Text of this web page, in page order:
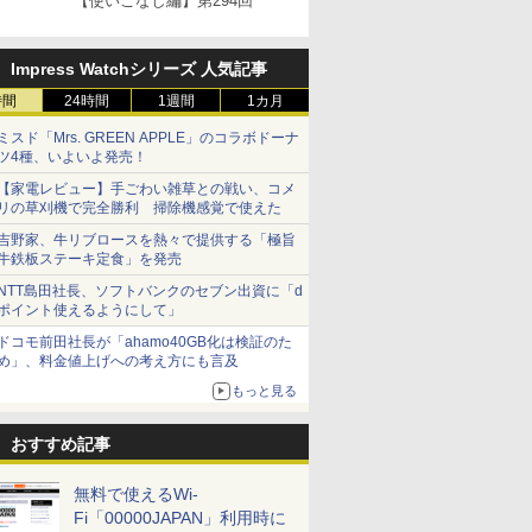
Impress Watchシリーズ 人気記事
24時間 1週間 1カ月
スド「Mrs. GREEN APPLE」のコラボドーナ
4種、いよいよ発売！
家電レビュー】手ごわい雑草との戦い、コメ
の草刈機で完全勝利 掃除機感覚で使えた
野家、牛リブロースを熱々で提供する「極旨
鉄板ステーキ定食」を発売
島田社長、ソフトバンクのセブン出資に「d
イント使えるようにして」
コモ前田社長が「ahamo40GB化は検証のた
」、料金値上げへの考え方にも言及
もっと見る
おすすめ記事
無料で使えるWi-
Fi「00000JAPAN」利用時に